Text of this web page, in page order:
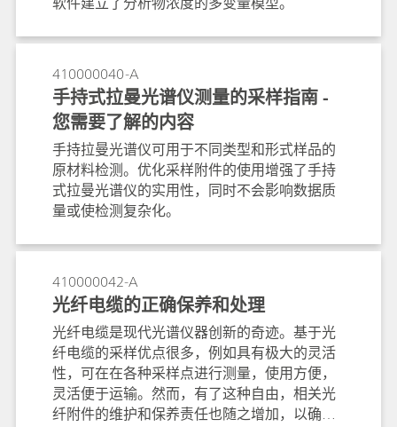
410000040-A
手持式拉曼光谱仪测量的采样指南 -
您需要了解的内容
手持拉曼光谱仪可用于不同类型和形式样品的
原材料检测。优化采样附件的使用增强了手持
式拉曼光谱仪的实用性，同时不会影响数据质
量或使检测复杂化。
410000042-A
光纤电缆的正确保养和处理
光纤电缆是现代光谱仪器创新的奇迹。基于光
纤电缆的采样优点很多，例如具有极大的灵活
性，可在在各种采样点进行测量，使用方便，
灵活便于运输。然而，有了这种自由，相关光
纤附件的维护和保养责任也随之增加，以确保